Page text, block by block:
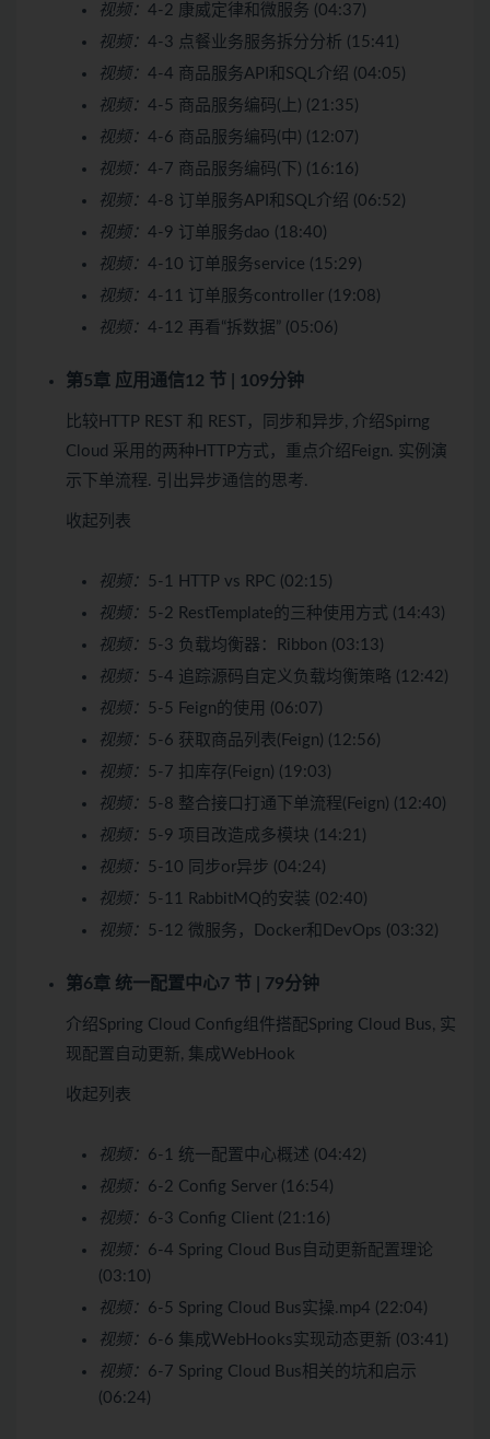
视频： 4-2 康威定律和微服务 (04:37)
视频： 4-3 点餐业务服务拆分分析 (15:41)
视频： 4-4 商品服务API和SQL介绍 (04:05)
视频： 4-5 商品服务编码(上) (21:35)
视频： 4-6 商品服务编码(中) (12:07)
视频： 4-7 商品服务编码(下) (16:16)
视频： 4-8 订单服务API和SQL介绍 (06:52)
视频： 4-9 订单服务dao (18:40)
视频： 4-10 订单服务service (15:29)
视频： 4-11 订单服务controller (19:08)
视频： 4-12 再看“拆数据” (05:06)
第5章 应用通信12 节 | 109分钟
比较HTTP REST 和 REST，同步和异步, 介绍Spirng
Cloud 采用的两种HTTP方式，重点介绍Feign. 实例演
示下单流程. 引出异步通信的思考.
收起列表
视频： 5-1 HTTP vs RPC (02:15)
视频： 5-2 RestTemplate的三种使用方式 (14:43)
视频： 5-3 负载均衡器：Ribbon (03:13)
视频： 5-4 追踪源码自定义负载均衡策略 (12:42)
视频： 5-5 Feign的使用 (06:07)
视频： 5-6 获取商品列表(Feign) (12:56)
视频： 5-7 扣库存(Feign) (19:03)
视频： 5-8 整合接口打通下单流程(Feign) (12:40)
视频： 5-9 项目改造成多模块 (14:21)
视频： 5-10 同步or异步 (04:24)
视频： 5-11 RabbitMQ的安装 (02:40)
视频： 5-12 微服务，Docker和DevOps (03:32)
第6章 统一配置中心7 节 | 79分钟
介绍Spring Cloud Config组件搭配Spring Cloud Bus, 实
现配置自动更新, 集成WebHook
收起列表
视频： 6-1 统一配置中心概述 (04:42)
视频： 6-2 Config Server (16:54)
视频： 6-3 Config Client (21:16)
视频： 6-4 Spring Cloud Bus自动更新配置理论
(03:10)
视频： 6-5 Spring Cloud Bus实操.mp4 (22:04)
视频： 6-6 集成WebHooks实现动态更新 (03:41)
视频： 6-7 Spring Cloud Bus相关的坑和启示
(06:24)